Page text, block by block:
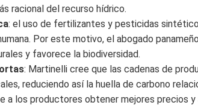
racional del recurso hídrico.
: el uso de fertilizantes y pesticidas
Por este motivo, el abogado
y favorece la biodiversidad.
: Martinelli cree que las cadenas de
reduciendo así la huella de carbono
a los productores obtener mejores precios